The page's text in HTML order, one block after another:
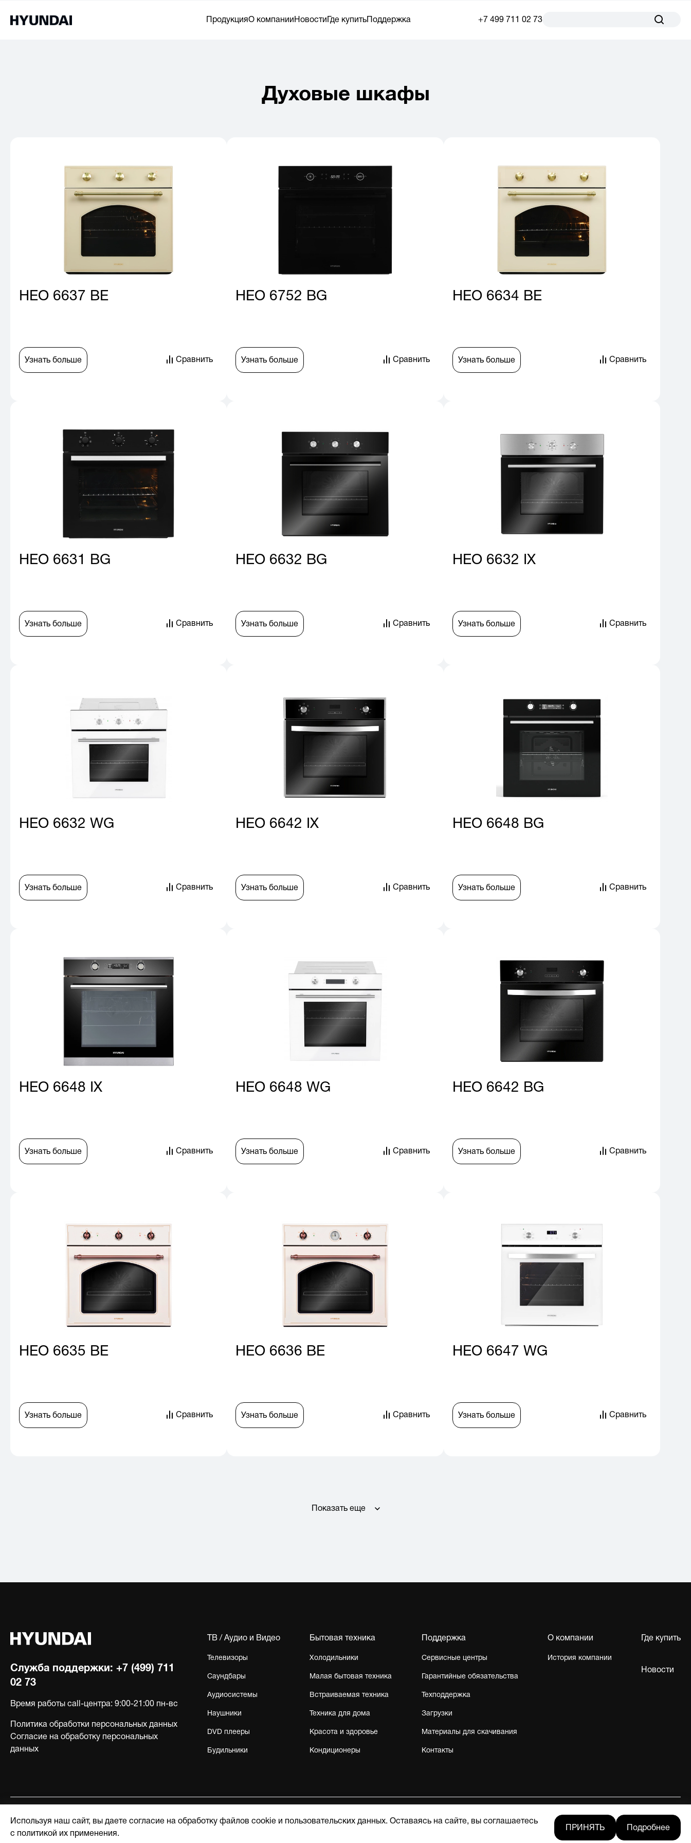
ПродукцияО компании Новости Где купить Поддержка +7 499 711 02 73
Духовые шкафы
HEO 6637 BE
Узнать больше Сравнить
HEO 6752 BG
Узнать больше Сравнить
HEO 6634 BE
Узнать больше Сравнить
HEO 6631 BG
Узнать больше Сравнить
HEO 6632 BG
Узнать больше Сравнить
HEO 6632 IX
Узнать больше Сравнить
HEO 6632 WG
Узнать больше Сравнить
HEO 6642 IX
Узнать больше Сравнить
HEO 6648 BG
Узнать больше Сравнить
HEO 6648 IX
Узнать больше Сравнить
HEO 6648 WG
Узнать больше Сравнить
HEO 6642 BG
Узнать больше Сравнить
HEO 6635 BE
Узнать больше Сравнить
HEO 6636 BE
Узнать больше Сравнить
HEO 6647 WG
Узнать больше Сравнить
Показать еще
Служба поддержки: +7 (499) 711
02 73
Время работы call-центра: 9:00-21:00 пн-вс
Политика обработки персональных данных
Согласие на обработку персональных
данных
ТВ / Аудио и Видео
Телевизоры
Саундбары
Аудиосистемы
Наушники
DVD плееры
Будильники
Бытовая техника
Холодильники
Малая бытовая техника
Встраиваемая техника
Техника для дома
Красота и здоровье
Кондиционеры
Поддержка
Сервисные центры
Гарантийные обязательства
Техподдержка
Загрузки
Материалы для скачивания
Контакты
О компании
История компании
Где купить
Новости
© 2017-2026, Licensed by Hyundai Corporation Мы в социальных сетях
Используя наш сайт, вы даете согласие на обработку файлов cookie и пользовательских данных. Оставаясь на сайте, вы соглашаетесь
с политикой их применения.
ПРИНЯТЬ Подробнее